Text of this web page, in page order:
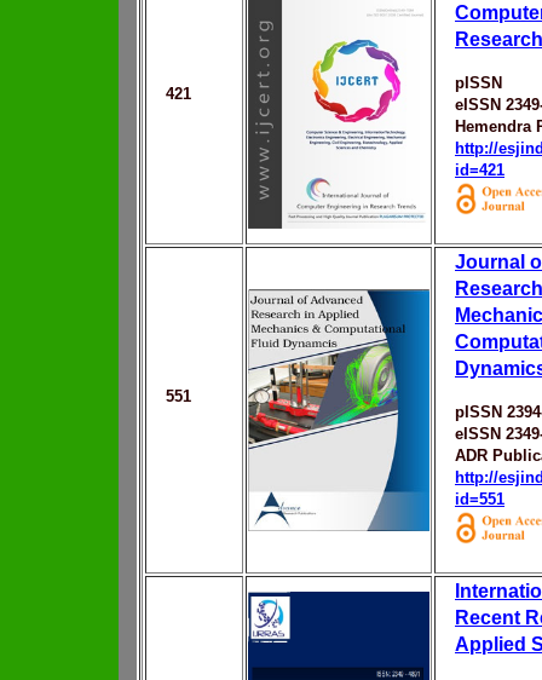
421
pISSN
eISSN
Hemendra
http://
id=421
551
Journal
pISSN
eISSN
ADR
http://
id=551
Recent
Applied